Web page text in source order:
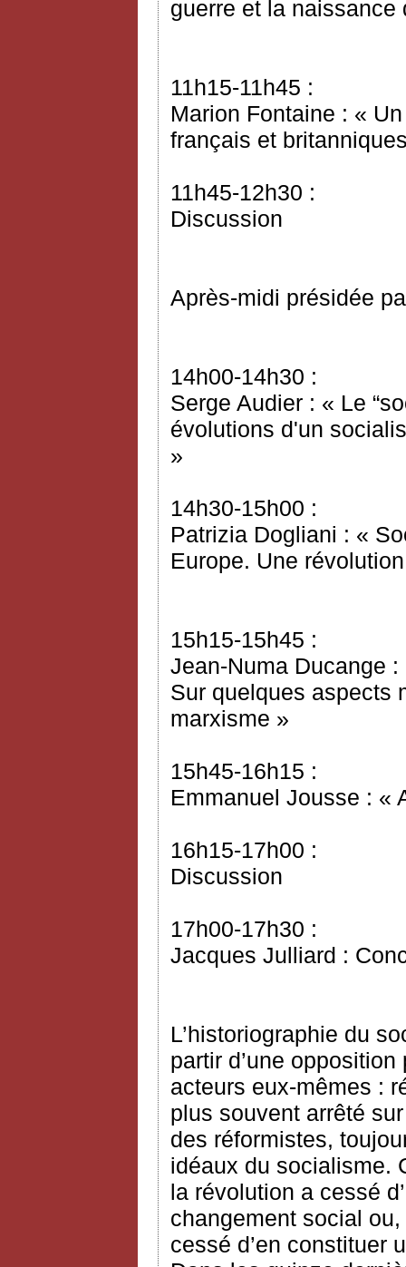
guerre et la naissance
11h15-11h45 :
Marion Fontaine : «
français et
11h45-12h30 :
Discussion
Après-midi présidée
14h00-14h30 :
Serge Audier : « Le
évolutions d'un
»
14h30-15h00 :
Patrizia Dogliani : «
Europe. Une
15h15-15h45 :
Jean-Numa Ducange
Sur quelques aspects
marxisme »
15h45-16h15 :
Emmanuel Jousse : «
16h15-17h00 :
Discussion
17h00-17h30 :
Jacques Julliard :
L’historiographie du
partir d’une
acteurs eux-mêmes :
plus souvent arrêté
des réformistes,
idéaux du socialisme.
la révolution a cessé
changement social
cessé d’en constituer